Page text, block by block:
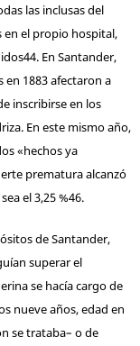
las inclusas del
en el propio hospital,
44. En Santander,
en 1883 afectaron a
inscribirse en los
En este mismo año,
«hechos ya
prematura alcanzó
el 3,25 %46.
de Santander,
superar el
se hacía cargo de
nueve años, edad en
se trataba– o de